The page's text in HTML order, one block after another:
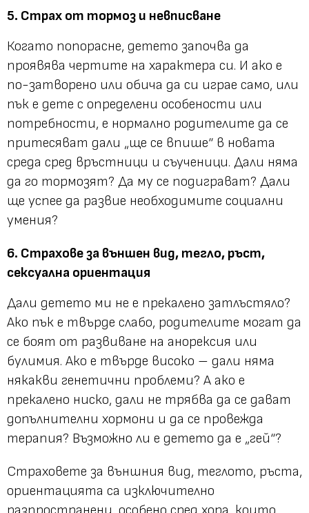
5. Страх от тормоз и невписване
Когато попорасне, детето започва да
проявява чертите на характера си. И ако е
по-затворено или обича да си играе само, или
пък е дете с определени особености или
потребности, е нормално родителите да се
притесяват дали „ще се впише“ в новата
среда сред връстници и съученици. Дали няма
да го тормозят? Да му се подиграват? Дали
ще успее да развие необходимите социални
умения?
6. Страхове за външен вид, тегло, ръст,
сексуална ориентация
Дали детето ми не е прекалено затлъстяло?
Ако пък е твърде слабо, родителите могат да
се боят от развиване на анорексия или
булимия. Ако е твърде високо – дали няма
някакви генетични проблеми? А ако е
прекалено ниско, дали не трябва да се дават
допълнителни хормони и да се провежда
терапия? Възможно ли е детето да е „гей“?
Страховете за външния вид, теглото, ръста,
ориентацията са изключително